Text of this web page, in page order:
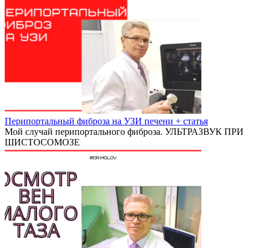
Перипортальный фиброза на УЗИ печени + статья
Мой случай перипортального фиброза. УЛЬТРАЗВУК ПРИ
ШИСТОСОМОЗЕ